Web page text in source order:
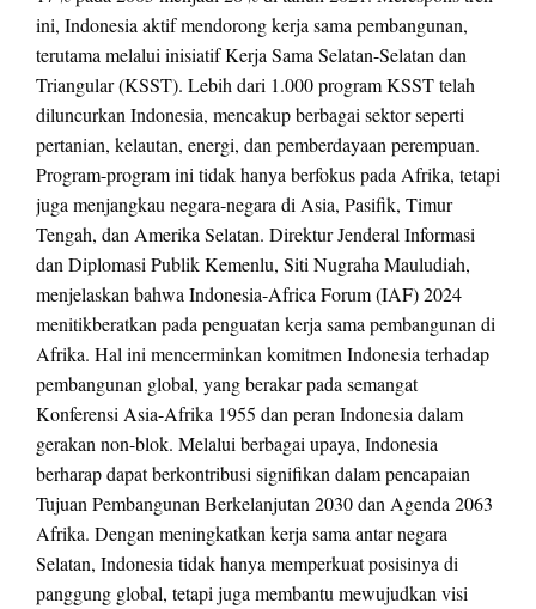
ini, Indonesia aktif mendorong kerja sama pembangunan,
terutama melalui inisiatif Kerja Sama Selatan-Selatan dan
Triangular (KSST). Lebih dari 1.000 program KSST telah
diluncurkan Indonesia, mencakup berbagai sektor seperti
pertanian, kelautan, energi, dan pemberdayaan perempuan.
Program-program ini tidak hanya berfokus pada Afrika, tetapi
juga menjangkau negara-negara di Asia, Pasifik, Timur
Tengah, dan Amerika Selatan. Direktur Jenderal Informasi
dan Diplomasi Publik Kemenlu, Siti Nugraha Mauludiah,
menjelaskan bahwa Indonesia-Africa Forum (IAF) 2024
menitikberatkan pada penguatan kerja sama pembangunan di
Afrika. Hal ini mencerminkan komitmen Indonesia terhadap
pembangunan global, yang berakar pada semangat
Konferensi Asia-Afrika 1955 dan peran Indonesia dalam
gerakan non-blok. Melalui berbagai upaya, Indonesia
berharap dapat berkontribusi signifikan dalam pencapaian
Tujuan Pembangunan Berkelanjutan 2030 dan Agenda 2063
Afrika. Dengan meningkatkan kerja sama antar negara
Selatan, Indonesia tidak hanya memperkuat posisinya di
panggung global, tetapi juga membantu mewujudkan visi